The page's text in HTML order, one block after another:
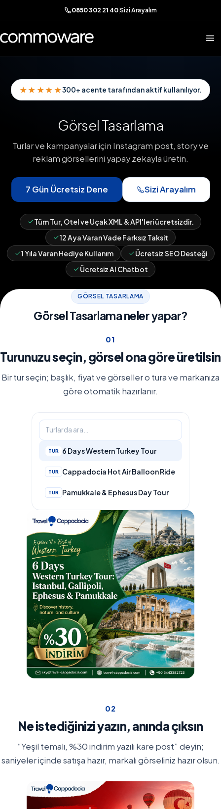
0850 302 21 40|Sizi Arayalım
★★★★★300+ acente tarafından aktif kullanılıyor.
Görsel Tasarlama
Turlar ve kampanyalar için Instagram post, story ve
reklam görsellerini yapay zekayla üretin.
7 Gün Ücretsiz Dene Sizi Arayalım
Tüm Tur, Otel ve Uçak XML & API'leri ücretsizdir.
12 Aya Varan Vade Farksız Taksit
1 Yıla Varan Hediye Kullanım
Ücretsiz SEO Desteği
Ücretsiz AI Chatbot
GÖRSEL TASARLAMA
Görsel Tasarlama neler yapar?
01
Turunuzu seçin, görsel ona göre üretilsin
Bir tur seçin; başlık, fiyat ve görseller o tura ve markanıza
göre otomatik hazırlanır.
Turlarda ara…
TUR 6 Days Western Turkey Tour
TUR Cappadocia Hot Air Balloon Ride
TUR Pamukkale & Ephesus Day Tour
02
Ne istediğinizi yazın, anında çıksın
“Yeşil temalı, %30 indirim yazılı kare post” deyin;
saniyeler içinde satışa hazır, markalı görseliniz hazır olsun.